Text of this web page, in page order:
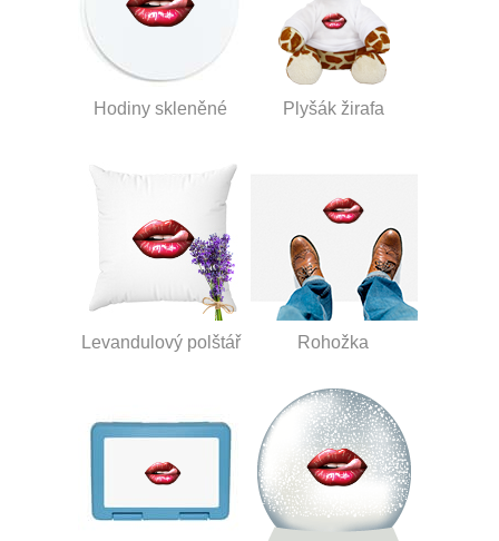
Hodiny skleněné Plyšák žirafa
Levandulový polštář Rohožka